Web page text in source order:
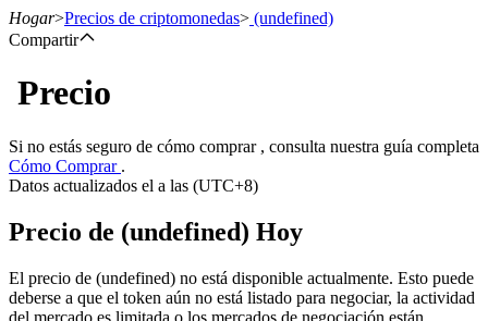
Futuros
Hogar>Precios de criptomonedas> (undefined)
Compartir
Precio
Si no estás seguro de cómo comprar , consulta nuestra guía completa
Cómo Comprar .
Datos actualizados el a las (UTC+8)
Precio de (undefined) Hoy
El precio de (undefined) no está disponible actualmente. Esto puede
deberse a que el token aún no está listado para negociar, la actividad
del mercado es limitada o los mercados de negociación están